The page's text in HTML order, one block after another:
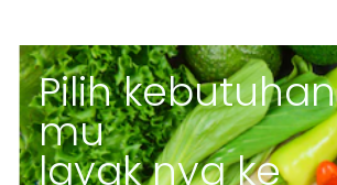
Pilih kebutuhan
mu
layak nya ke